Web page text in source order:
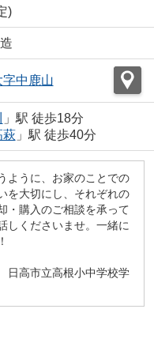
)
字中鹿山
」駅 徒歩18分
萩」駅 徒歩40分
ように、お家のことでの
を大切にし、それぞれの
・購入のご相談を承って
しくださいませ。一緒に
高市立高根小中学校学